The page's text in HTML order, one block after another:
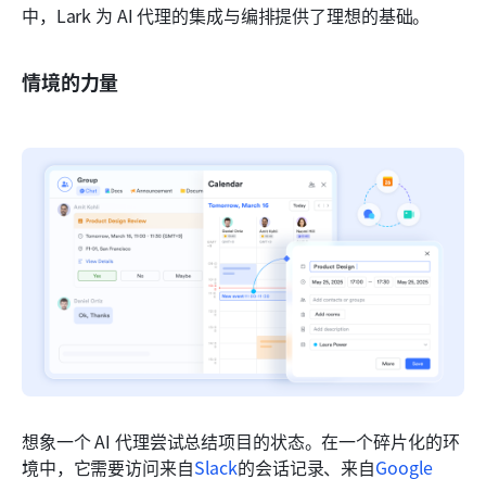
中，Lark 为 AI 代理的集成与编排提供了理想的基础。
情境的力量
想象一个 AI 代理尝试总结项目的状态。在一个碎片化的环
境中，它需要访问来自Slack的会话记录、来自Google